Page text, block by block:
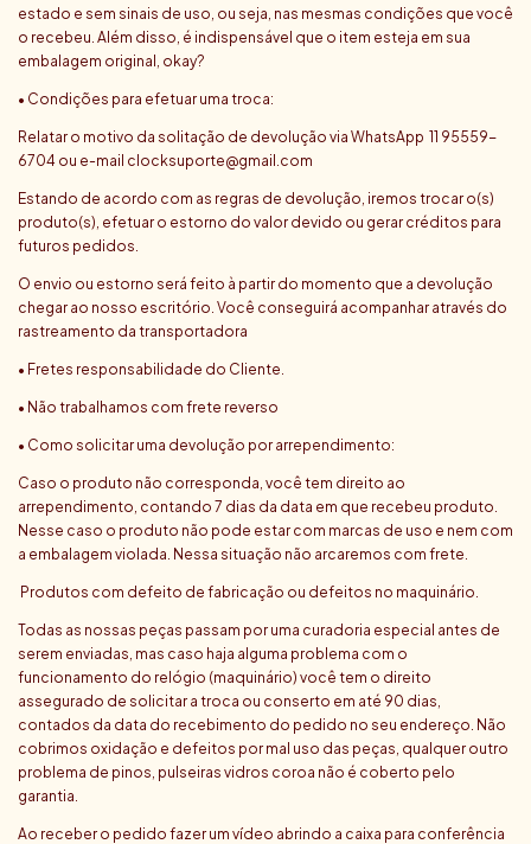
estado e sem sinais de uso, ou seja, nas mesmas condições que você
o recebeu. Além disso, é indispensável que o item esteja em sua
embalagem original, okay?
• Condições para efetuar uma troca:
Relatar o motivo da solitação de devolução via WhatsApp 11 95559-
6704 ou e-mail clocksuporte@gmail.com
Estando de acordo com as regras de devolução, iremos trocar o(s)
produto(s), efetuar o estorno do valor devido ou gerar créditos para
futuros pedidos.
O envio ou estorno será feito à partir do momento que a devolução
chegar ao nosso escritório. Você conseguirá acompanhar através do
rastreamento da transportadora
• Fretes responsabilidade do Cliente.
• Não trabalhamos com frete reverso
• Como solicitar uma devolução por arrependimento:
Caso o produto não corresponda, você tem direito ao
arrependimento, contando 7 dias da data em que recebeu produto.
Nesse caso o produto não pode estar com marcas de uso e nem com
a embalagem violada. Nessa situação não arcaremos com frete.
Produtos com defeito de fabricação ou defeitos no maquinário.
Todas as nossas peças passam por uma curadoria especial antes de
serem enviadas, mas caso haja alguma problema com o
funcionamento do relógio (maquinário) você tem o direito
assegurado de solicitar a troca ou conserto em até 90 dias,
contados da data do recebimento do pedido no seu endereço. Não
cobrimos oxidação e defeitos por mal uso das peças, qualquer outro
problema de pinos, pulseiras vidros coroa não é coberto pelo
garantia.
Ao receber o pedido fazer um vídeo abrindo a caixa para conferência